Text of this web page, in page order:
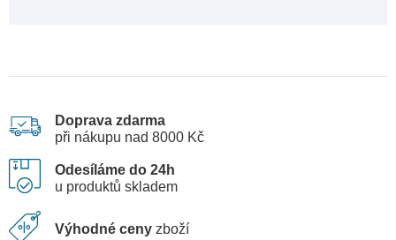
Doprava zdarma
při nákupu nad 8000 Kč
Odesíláme do 24h
u produktů skladem
Výhodné ceny zboží